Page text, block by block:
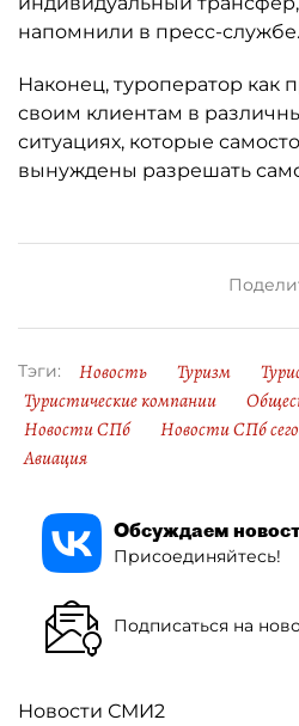
напомнили в пресс-службе.
Наконец, туроператор как
своим клиентам в
ситуациях, которые
вынуждены разрешать
Тэги: Новость Туризм
Туристические компании
Новости СПб
Новости СПб
Авиация
Обсуждаем
Присоединяйтесь!
Подписаться на
Новости СМИ2